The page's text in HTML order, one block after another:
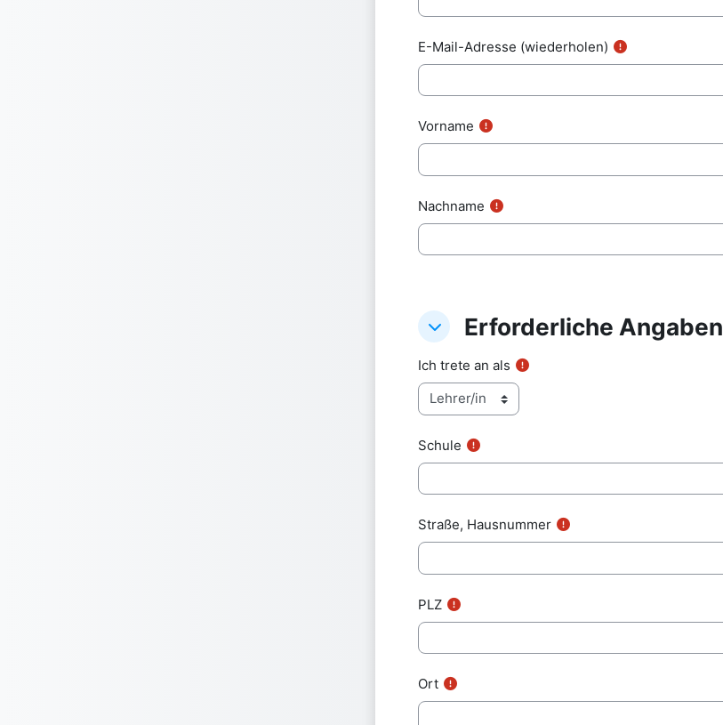
E-Mail-Adresse (wiederholen)
Vorname
Nachname
Erforderliche Angaben
Erforderliche Angaben
Erforderliche Angaben
Ich trete an als
Schule
Straße, Hausnummer
PLZ
Ort